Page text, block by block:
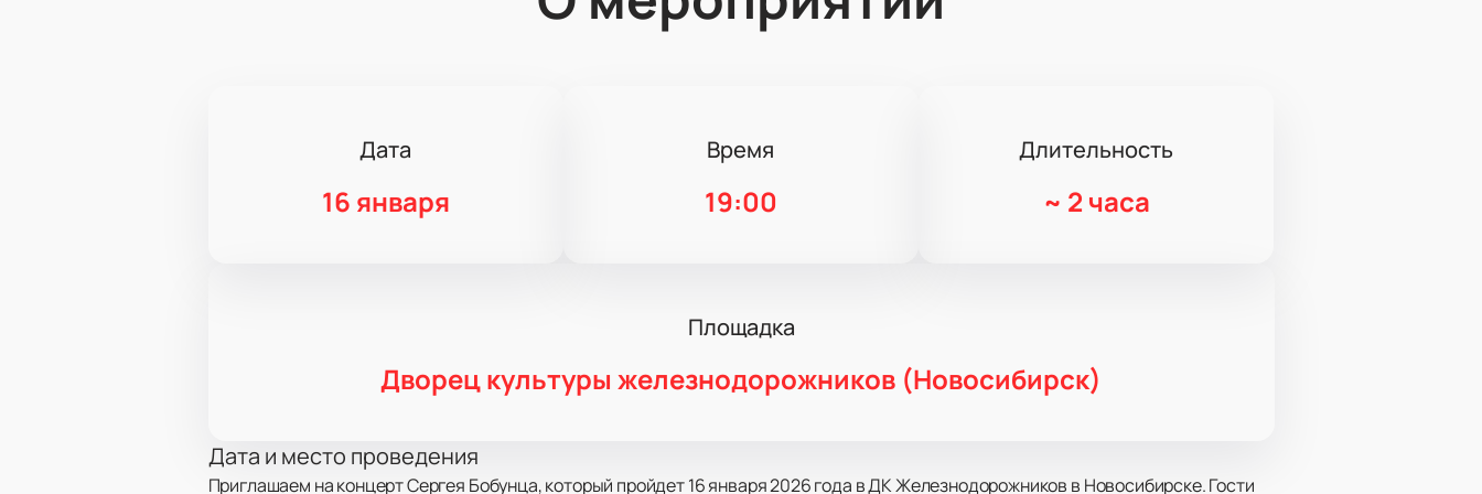
Дата
16 января
Время
19:00
Длительность
~ 2 часа
Площадка
Дворец культуры железнодорожников (Новосибирск)
Дата и место проведения
Приглашаем на концерт Сергея Бобунца, который пройдет 16 января 2026 года в ДК Железнодорожников в Новосибирске. Гости